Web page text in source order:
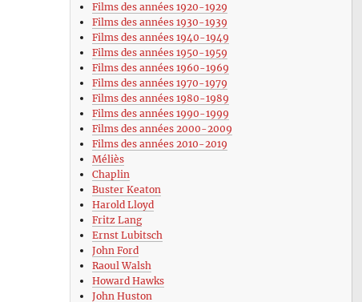
Films des années 1920-1929
Films des années 1930-1939
Films des années 1940-1949
Films des années 1950-1959
Films des années 1960-1969
Films des années 1970-1979
Films des années 1980-1989
Films des années 1990-1999
Films des années 2000-2009
Films des années 2010-2019
Méliès
Chaplin
Buster Keaton
Harold Lloyd
Fritz Lang
Ernst Lubitsch
John Ford
Raoul Walsh
Howard Hawks
John Huston